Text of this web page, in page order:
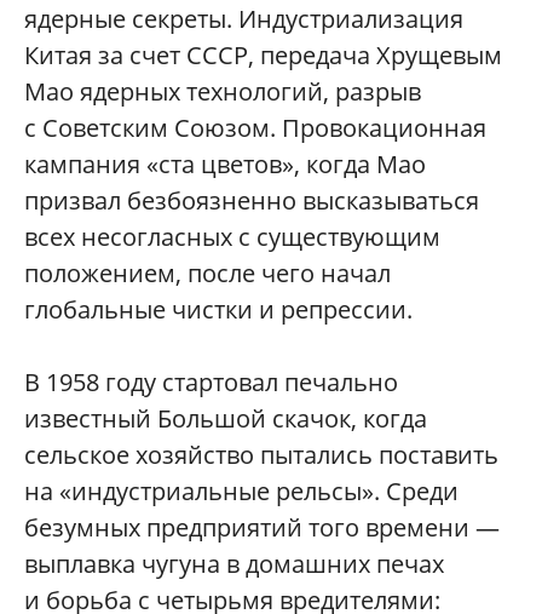
ядерные секреты. Индустриализация
Китая за счет СССР, передача Хрущевым
Мао ядерных технологий, разрыв
с Советским Союзом. Провокационная
кампания «ста цветов», когда Мао
призвал безбоязненно высказываться
всех несогласных с существующим
положением, после чего начал
глобальные чистки и репрессии.
В 1958 году стартовал печально
известный Большой скачок, когда
сельское хозяйство пытались поставить
на «индустриальные рельсы». Среди
безумных предприятий того времени —
выплавка чугуна в домашних печах
и борьба с четырьмя вредителями: